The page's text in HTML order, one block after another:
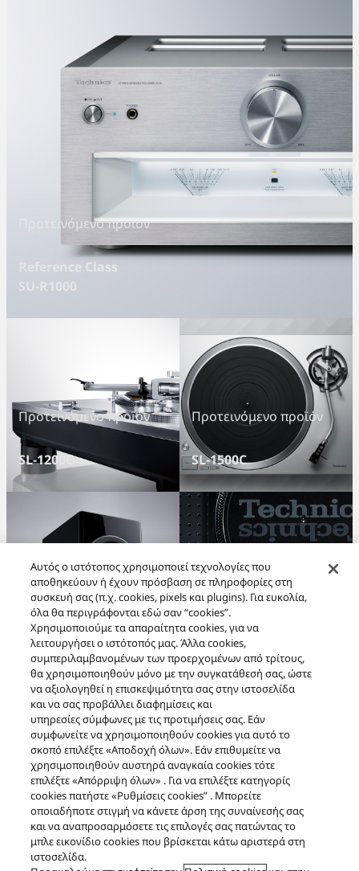
Προτεινόμενο προϊόν
Reference Class
SU-R1000
Προτεινόμενο προϊόν
SL-1200G
Προτεινόμενο προϊόν
SL-1500C
Προτεινόμενο προϊόν
SB-G90M2
Το SL-1200
Ένα νέο κεφάλαιο
αρχίζει
Σχετικά με εμάς
Υποστήριξη
Επικοινωνία
Αυτός ο ιστότοπος χρησιμοποιεί τεχνολογίες που
αποθηκεύουν ή έχουν πρόσβαση σε πληροφορίες στη
συσκευή σας (π.χ. cookies, pixels και plugins). Για ευκολία,
όλα θα περιγράφονται εδώ σαν “cookies”.
Χρησιμοποιούμε τα απαραίτητα cookies, για να
λειτουργήσει ο ιστότοπός μας. Άλλα cookies,
συμπεριλαμβανομένων των προερχομένων από τρίτους,
θα χρησιμοποιηθούν μόνο με την συγκατάθεσή σας, ώστε
να αξιολογηθεί η επισκεψιμότητα σας στην ιστοσελίδα
και να σας προβάλλει διαφημίσεις και
υπηρεσίες σύμφωνες με τις προτιμήσεις σας. Εάν
συμφωνείτε να χρησιμοποιηθούν cookies για αυτό το
σκοπό επιλέξτε «Αποδοχή όλων». Εάν επιθυμείτε να
χρησιμοποιηθούν αυστηρά αναγκαία cookies τότε
επιλέξτε «Απόρριψη όλων» . Για να επιλέξτε κατηγορίς
cookies πατήστε «Ρυθμίσεις cookies” . Μπορείτε
οποιαδήποτε στιγμή να κάνετε άρση της συναίνεσής σας
και να αναπροσαρμόσετε τις επιλογές σας πατώντας το
μπλε εικονίδιο cookies που βρίσκεται κάτω αριστερά στη
ιστοσελίδα.